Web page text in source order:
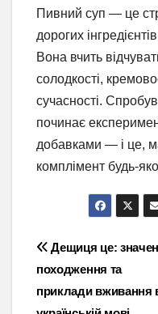
Пивний суп — це
дорогих
Вона вчить
солодкості,
сучасності.
починає
добавками — і це,
комплімент будь-
Навігація
записів
Дещиця це:
походження та
приклади вживання